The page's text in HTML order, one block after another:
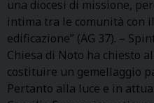
una diocesi di missione,
intima tra le comunità con
edificazione” (AG 37). –
Chiesa di Noto ha chiesto
costituire un gemellaggio
Pertanto alla luce e in